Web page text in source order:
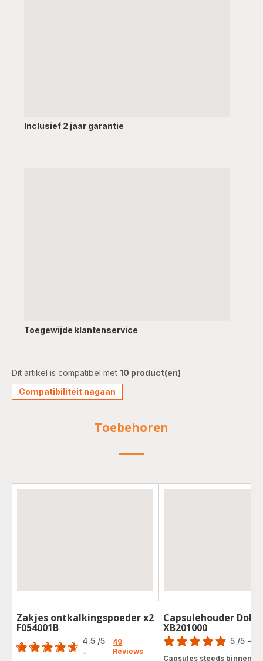
Inclusief 2 jaar garantie
Toegewijde klantenservice
Dit artikel is compatibel met 10 product(en)
Compatibiliteit nagaan
Toebehoren
Zakjes ontkalkingspoeder x2
F054001B
Score
4.5 /5
-
49
Reviews
Capsulehouder
XB201000
Score
5 /5 -
Capsules steeds binnen